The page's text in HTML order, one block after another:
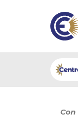
Con